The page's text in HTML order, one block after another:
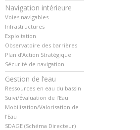
Navigation intérieure
Voies navigables
Infrastructures
Exploitation
Observatoire des barrières
Plan d’Action Stratégique
Sécurité de navigation
Gestion de l’eau
Ressources en eau du bassin
Suivi/Évaluation de l’Eau
Mobilisation/Valorisation de
l’Eau
SDAGE (Schéma Directeur)